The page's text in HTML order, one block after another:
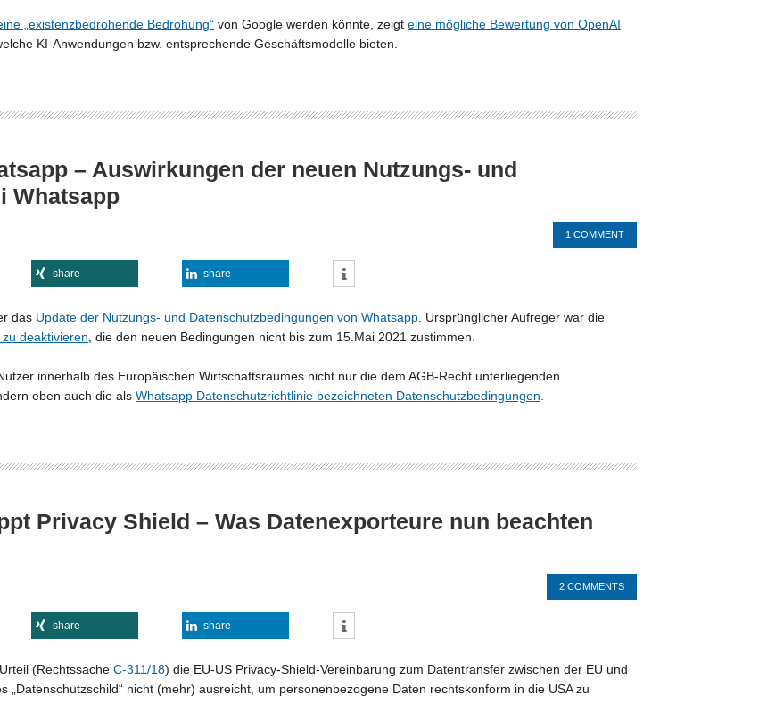
„existenzbedrohende Bedrohung“ von Google werden könnte, zeigt eine mögliche Bewertung von OpenAI
KI-Anwendungen bzw. entsprechende Geschäftsmodelle bieten.
– Auswirkungen der neuen Nutzungs- und
Whatsapp
1 COMMENT
share share
das Update der Nutzungs- und Datenschutzbedingungen von Whatsapp . Ursprünglicher Aufreger war die
deaktivieren , die den neuen Bedingungen nicht bis zum 15.Mai 2021 zustimmen.
innerhalb des Europäischen Wirtschaftsraumes nicht nur die dem AGB-Recht unterliegenden
eben auch die als Whatsapp Datenschutzrichtlinie bezeichneten Datenschutzbedingungen.
Privacy Shield – Was Datenexporteure nun beachten
2 COMMENTS
share share
(Rechtssache C-311/18) die EU-US Privacy-Shield-Vereinbarung zum Datentransfer zwischen der EU und
„Datenschutzschild“ nicht (mehr) ausreicht, um personenbezogene Daten rechtskonform in die USA zu